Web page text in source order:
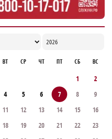
ВТ СР ЧТ ПТ СБ ВС
1
2
4 5 6 7 8
9
11 12 13 14 15
16
18 19 20 21 22
23